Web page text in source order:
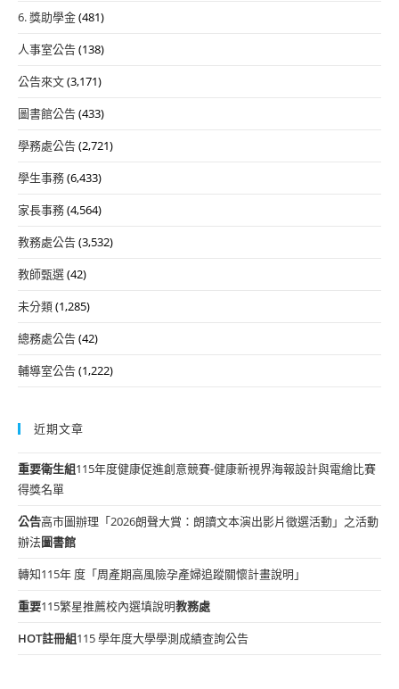
6. 獎助學金(481)
人事室公告(138)
公告來文(3,171)
圖書館公告(433)
學務處公告(2,721)
學生事務(6,433)
家長事務(4,564)
教務處公告(3,532)
教師甄選(42)
未分類(1,285)
總務處公告(42)
輔導室公告(1,222)
近期文章
重要衛生組115年度健康促進創意競賽-健康新視界海報設計與電繪比賽
得獎名單
公告高市圖辦理「2026朗聲大賞：朗讀文本演出影片徵選活動」之活動
辦法圖書館
轉知115年 度「周產期高風險孕產婦追蹤關懷計畫說明」
重要115繁星推薦校內選填說明教務處
HOT註冊組115 學年度大學學測成績查詢公告